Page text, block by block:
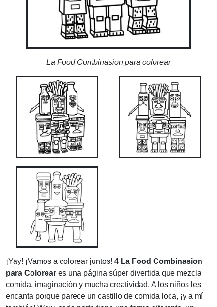
La Food Combinasion para colorear
¡Yay! ¡Vamos a colorear juntos! 4 La Food Combinasion
para Colorear es una página súper divertida que mezcla
comida, imaginación y mucha creatividad. A los niños les
encanta porque parece un castillo de comida loca, ¡y a mí